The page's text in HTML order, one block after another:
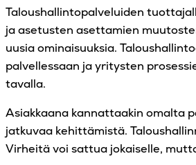
Taloushallintopalveluiden
ja asetusten asettamien
uusia ominaisuuksia.
palvellessaan ja yritysten
tavalla.
Asiakkaana kannattaakin omalta
jatkuvaa kehittämistä.
Virheitä voi sattua jokaiselle,